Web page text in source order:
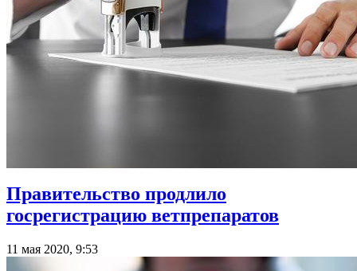
Правительство продлило
госрегистрацию ветпрепаратов
11 мая 2020, 9:53